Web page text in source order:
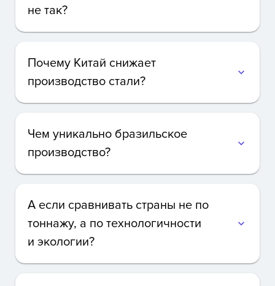
не так?
Почему Китай снижает
производство стали?
expand_more
Чем уникально бразильское
производство?
expand_more
А если сравнивать страны не по
тоннажу, а по технологичности
и экологии?
expand_more